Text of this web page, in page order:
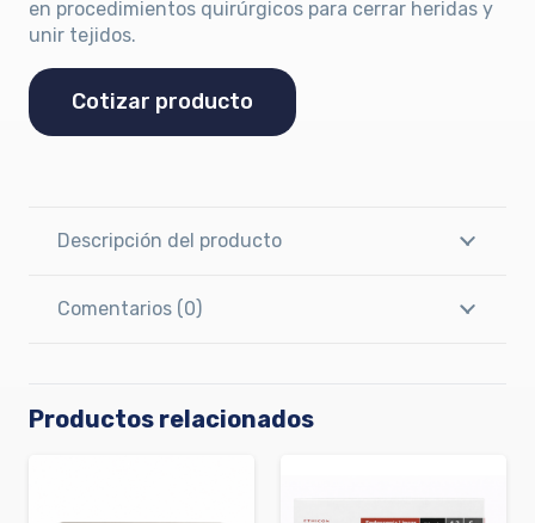
en procedimientos quirúrgicos para cerrar heridas y
unir tejidos.
Cotizar producto
Descripción del producto
Comentarios (0)
Productos relacionados